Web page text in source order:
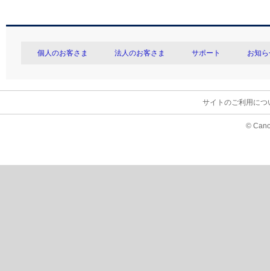
個人のお客さま 法人のお客さま サポート お知
サイトのご利用につ
©